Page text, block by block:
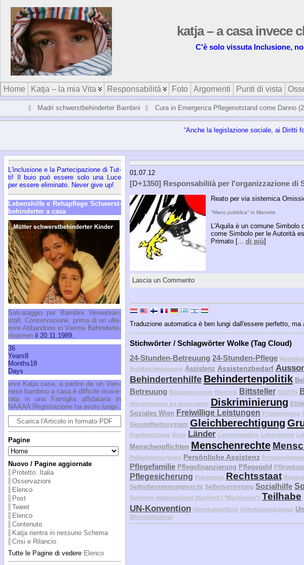
katja – a casa invece
C'è solo vissuta Inclusione,
Home Katja – la mia Vita Responsabilità Foto Argomenti Punti di vista
Madri schwerstbehinderter Bambini Cura in Emergenza Pflegenotstand come Danno
“An­che la le­gi­sla­zio­ne so­cia­le, ai Di­rit­ti
L'in­clu­sio­ne e la Par­te­ci­pa­zio­ne di Tut­
ti! Il buio può es­se­re so­lo una Lu­ce
per es­se­re eli­mi­na­to. Ne­ver gi­ve up!
Le­ben­shil­fe e Re­ha­p­fle­ge Sch­werst­
be­hin­der­ter a ca­sa
Sal­va­tag­gio per Bam­bi­ni Ver­wah­ran­
stalt, Con­ser­va­zio­ne, pri­ma di un ul­te­
rio­re Ab­ban­do­no in Vien­na Be­hin­der­te­
n­hei­menil 20.11.1989.
36
Years8
Months18
Days
vi­ve Ka­t­ja ca­sa, a par­ti­re da un Vien­
ne­se bam­bi­no a ca­sa è dif­fi­ci­le ri­co­ve­
ra­ta in una Fa­mi­glia af­fi­da­ta­ria in
NAAAA Re­gi­stra­zio­ne ha avu­to luo­go.
Scarica l'Articolo in formato PDF
Pagine
Nuovo / Pagine aggiornate
Protetto: Italia
Osservazioni
Elenco
Post
Tweet
Elenco
Contenuto
Katja rientra in nessuno Schema
Crisi e Rilancio
Tutte le Pagine di vedere Elenco
01.07.12
[D+1350] Responsabilità per l'organizzazione di
Reato per via sistemica
"Mano pubblica" in Manette
L'Aquila è un comune Simbolo
come Simbolo per le Autorità
Primato [... di più]
Lascia un Commento
Traduzione automatica è ben lungi dall'essere perfetto,
Stichwörter / Schlagwörter Wolke (Tag Cloud)
24-Stunden-Betreuung 24-Stunden-Pflege
Antidiskriminierung Assistenz Assistenzbedarf
Behindertenhilfe Behindertenpolitik
Betreuung Bildungssystem Bioethik Bittsteller BIZEPS
discrimination by association Diskriminierung Ethik
Soziales Wien Freiwillige Leistungen Fristenlösung
Gesundheitssystem Gleichberechtigung
Krankentötung Krise Länder Lebensmedizin Lebensrecht
Menschenpflichten Menschenrechte
Palliativversorgung Persönliche Assistenz
Pflegefamilie Pflegefinanzierung Pflegegeld
Pflegesicherung Prävention Rechtsstaat
Selbstbestimmungsrecht Selbstvertretung Sozialhilfe
Syndrom reaktionsloser Wachheit ("Wachkoma") Teilhabe
UN-Konvention Unterhaltspflicht Unterlassungsklage
Wirtschaftskrise